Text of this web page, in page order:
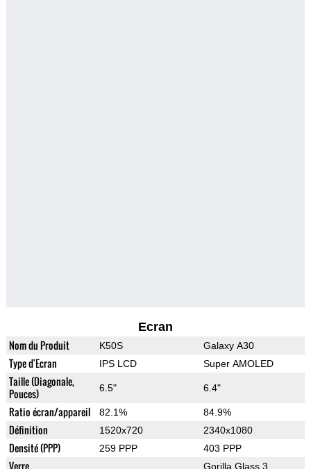
Ecran
Nom du Produit K50S Galaxy A30
Type d'Ecran IPS LCD Super AMOLED
Taille (Diagonale,
Pouces)
6.5" 6.4"
Ratio écran/appareil 82.1% 84.9%
Définition 1520x720 2340x1080
Densité (PPP) 259 PPP 403 PPP
Verre Gorilla Glass 3